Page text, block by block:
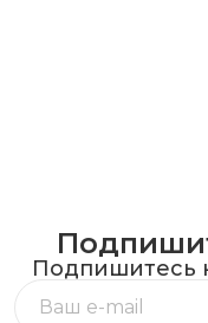
Подпишитесь